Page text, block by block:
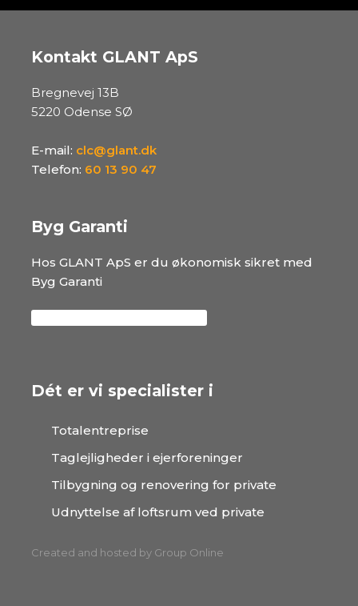
Kontakt GLANT ApS
Bregnevej 13B
5220 Odense SØ
E-mail: clc@glant.dk
Telefon: 60 13 90 47
Byg Garanti
​Hos GLANT ApS er du økonomisk sikret med
Byg Garanti
Dét er vi specialister i
Totalentreprise
Taglejligheder i ejerforeninger​​​
Tilbygning og renovering for private
Udnyttelse af loftsrum ved private
Created and hosted by Group Online